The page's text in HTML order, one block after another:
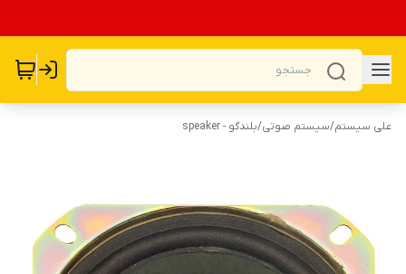
علی سیستم/سیستم صوتی/بلندگو - speaker